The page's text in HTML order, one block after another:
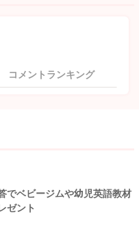
コメントランキング
でベビージムや幼児英語教材
ゼント